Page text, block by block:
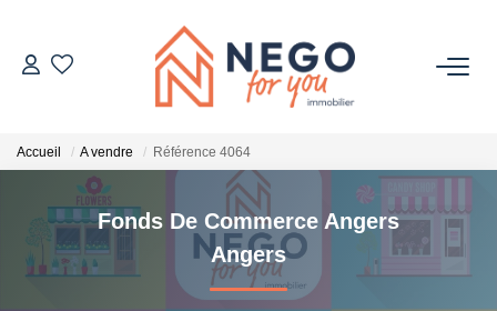
ACHETER
ESTIMER
OFF MARKET
Accueil A vendre Référence 4064
Fonds De Commerce Angers
Angers